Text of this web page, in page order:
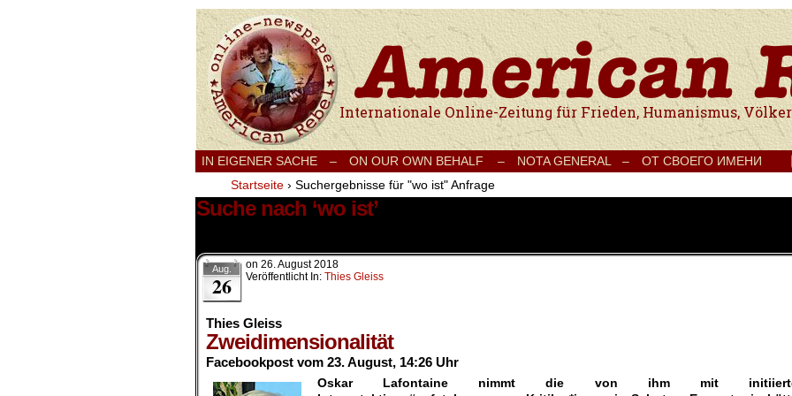
Internationale Onlinezeitung für Frieden, Humanismus, Völkerverständigung und
IN EIGENER SACHE – ON OUR OWN BEHALF – NOTA GENERAL – ОТ СВОЕГО ИМЕНИ
Startseite › Suchergebnisse für "wo ist" Anfrage
Suche nach ‘wo ist’
Aug.
26
on 26. August 2018
Veröffentlicht In: Thies Gleiss
Thies Gleiss
Zweidimensionalität
Facebookpost vom 23. August, 14:26 Uhr
Oskar Lafontaine nimmt die von ihm mit